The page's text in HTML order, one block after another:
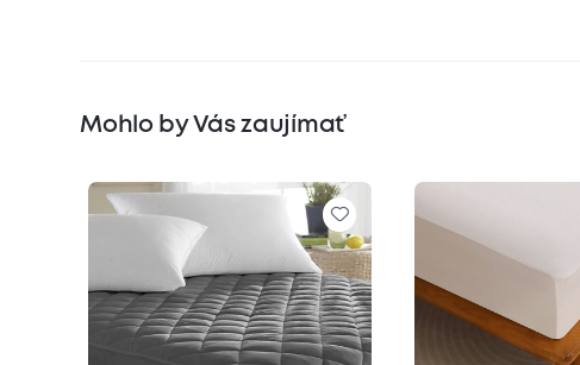
Mohlo by Vás zaujímať